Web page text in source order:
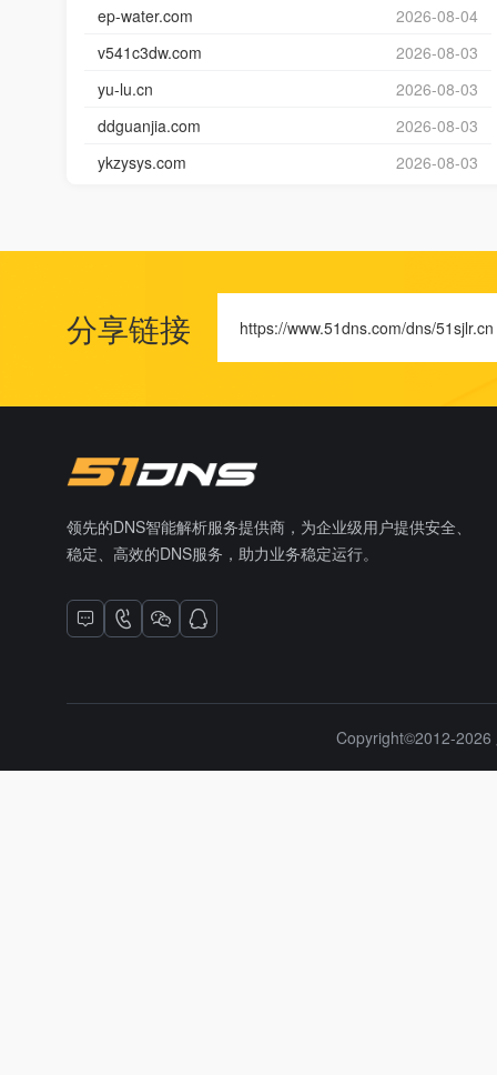
ep-water.com
2026-08-04
v541c3dw.com
2026-08-03
yu-lu.cn
2026-08-03
ddguanjia.com
2026-08-03
ykzysys.com
2026-08-03
分享链接 https://www.51dns.com/dns/51sjlr.cn
领先的DNS智能解析服务提供商，为企业级用户提供安全、
稳定、高效的DNS服务，助力业务稳定运行。
Copyright©2012-2026